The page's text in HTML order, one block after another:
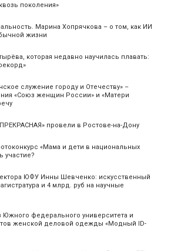
поколения»
Марина Хопрячкова – о том, как ИИ
жизни
которая недавно научилась плавать:
служение городу и Отечеству» –
«Союз женщин России» и «Матери
провели в Ростове-на-Дону
«Мама и дети в национальных
участие?
ЮФУ Инны Шевченко: искусственный
и 4 млрд. руб на научные
федерального университета и
женской деловой одежды «Модный ID-